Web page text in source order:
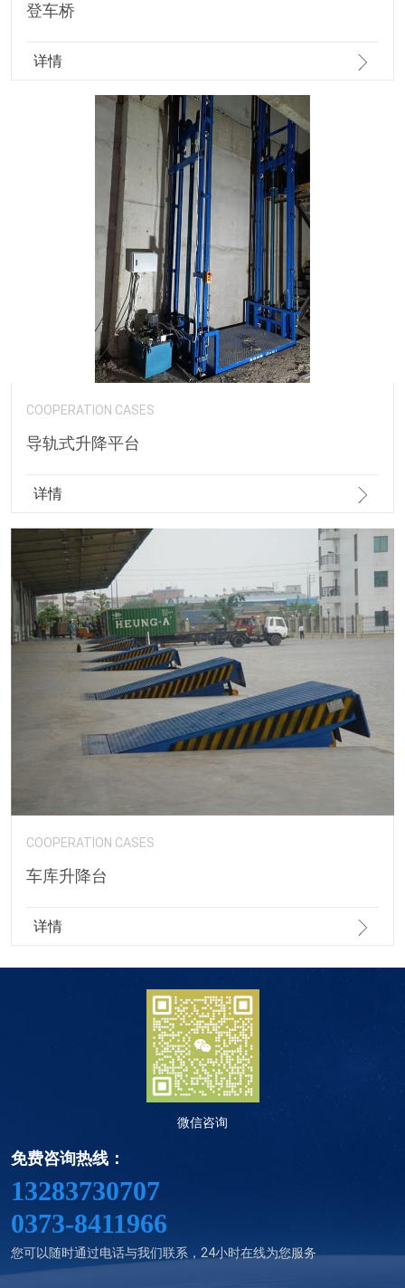
登车桥
详情
COOPERATION CASES
导轨式升降平台
详情
COOPERATION CASES
车库升降台
详情
微信咨询
免费咨询热线：
13283730707
0373-8411966
您可以随时通过电话与我们联系，24小时在线为您服务